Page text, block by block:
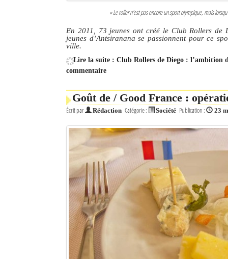
L'actualité du tourisme
Diego Suarez Pratique
Les Petites Annonces
« Le roller n'est pas encore un sport olympique, mais
En 2011, 73 jeunes ont créé le Club Rollers de
jeunes d’Antsiranana se passionnent pour ce
ville.
Lire la suite : Club Rollers de Diego : l’ambition
commentaire
Goût de / Good France :
Écrit par Rédaction Catégorie : Société Publication : 23